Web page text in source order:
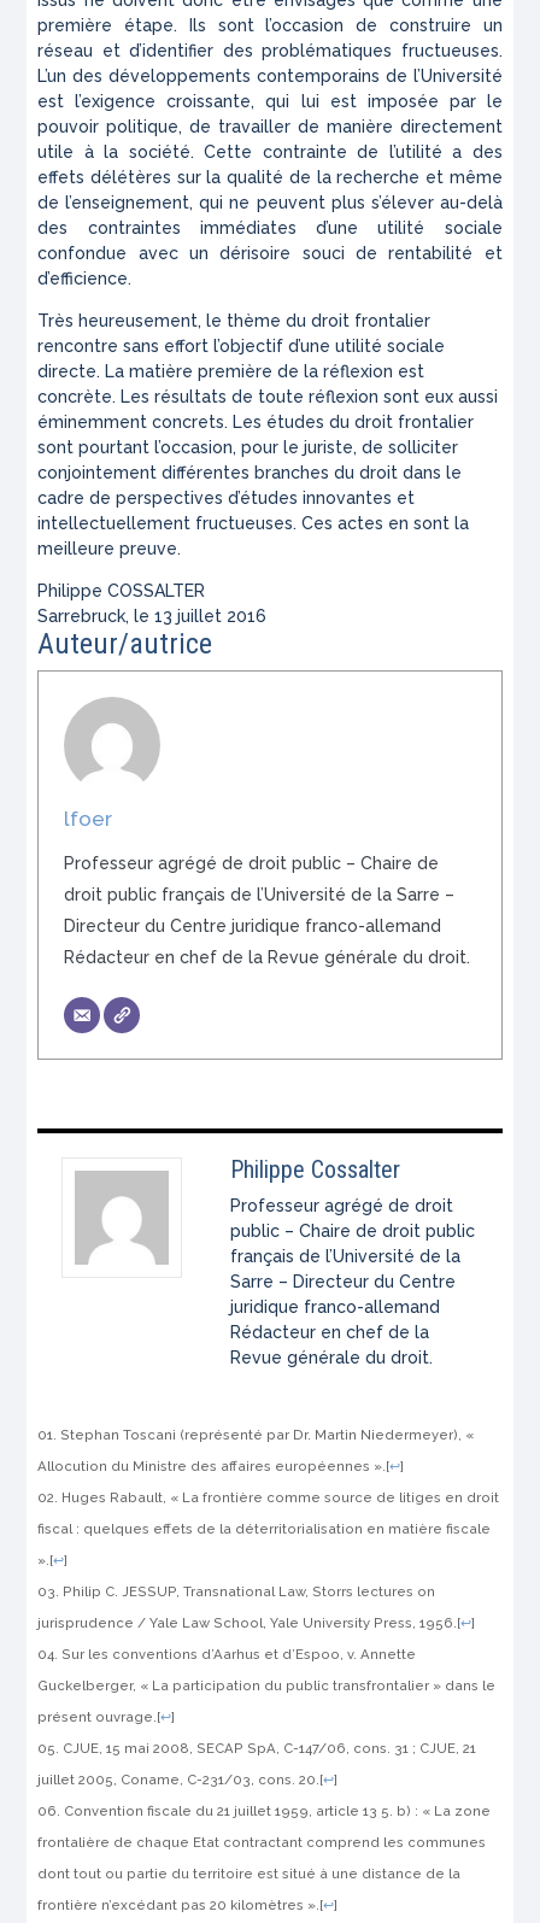
première étape. Ils sont l’occasion de construire un
réseau et d’identifier des problématiques fructueuses.
L’un des développements contemporains de l’Université
est l’exigence croissante, qui lui est imposée par le
pouvoir politique, de travailler de manière directement
utile à la société. Cette contrainte de l’utilité a des
effets délétères sur la qualité de la recherche et même
de l’enseignement, qui ne peuvent plus s’élever au-delà
des contraintes immédiates d’une utilité sociale
confondue avec un dérisoire souci de rentabilité et
d’efficience.
Très heureusement, le thème du droit frontalier
rencontre sans effort l’objectif d’une utilité sociale
directe. La matière première de la réflexion est
concrète. Les résultats de toute réflexion sont eux aussi
éminemment concrets. Les études du droit frontalier
sont pourtant l’occasion, pour le juriste, de solliciter
conjointement différentes branches du droit dans le
cadre de perspectives d’études innovantes et
intellectuellement fructueuses. Ces actes en sont la
meilleure preuve.
Philippe COSSALTER
Sarrebruck, le 13 juillet 2016
Auteur/autrice
lfoer
Professeur agrégé de droit public – Chaire de
droit public français de l’Université de la Sarre –
Directeur du Centre juridique franco-allemand
Rédacteur en chef de la Revue générale du droit.
Philippe Cossalter
Professeur agrégé de droit
public – Chaire de droit public
français de l’Université de la
Sarre – Directeur du Centre
juridique franco-allemand
Rédacteur en chef de la
Revue générale du droit.
Stephan Toscani (représenté par Dr. Martin Niedermeyer), «
Allocution du Ministre des affaires européennes ». [↩]
Huges Rabault, « La frontière comme source de litiges en droit
fiscal : quelques effets de la déterritorialisation en matière fiscale
». [↩]
Philip C. JESSUP, Transnational Law, Storrs lectures on
jurisprudence / Yale Law School, Yale University Press, 1956. [↩]
Sur les conventions d’Aarhus et d’Espoo, v. Annette
Guckelberger, « La participation du public transfrontalier » dans le
présent ouvrage. [↩]
CJUE, 15 mai 2008, SECAP SpA, C-147/06, cons. 31 ; CJUE, 21
juillet 2005, Coname, C-231/03, cons. 20. [↩]
Convention fiscale du 21 juillet 1959, article 13 5. b) : « La zone
frontalière de chaque Etat contractant comprend les communes
dont tout ou partie du territoire est situé à une distance de la
frontière n’excédant pas 20 kilomètres ». [↩]